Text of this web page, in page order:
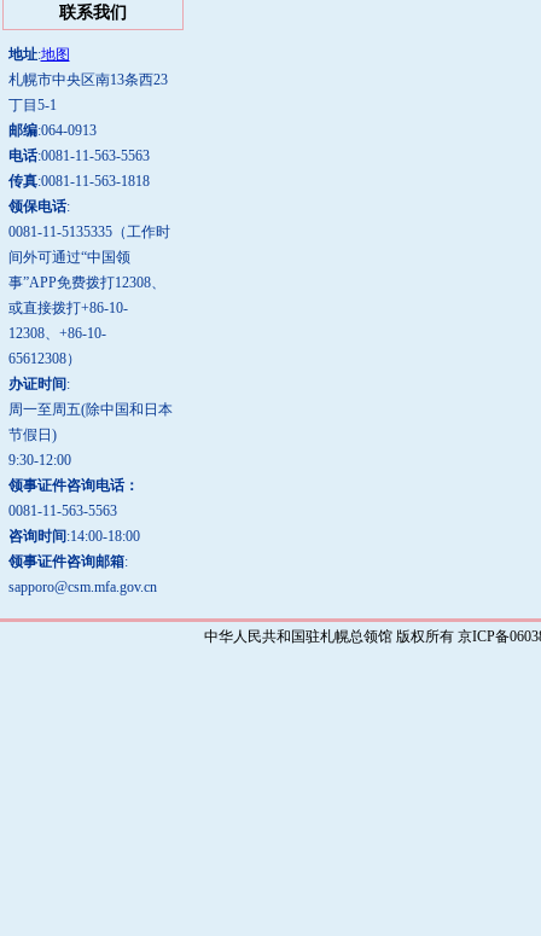
联系我们
地址:地图
札幌市中央区南13条西23
丁目5-1
邮编:064-0913
电话:0081-11-563-5563
传真:0081-11-563-1818
领保电话:
0081-11-5135335（工作时
间外可通过“中国领
事”APP免费拨打12308、
或直接拨打+86-10-
12308、+86-10-
65612308）
办证时间 :
周一至周五(除中国和日本
节假日)
9:30-12:00
领事证件咨询电话：
0081-11-563-5563
咨询时间 :14:00-18:00
领事证件咨询邮箱:
sapporo@csm.mfa.gov.cn
中华人民共和国驻札幌总领馆 版权所有 京ICP备